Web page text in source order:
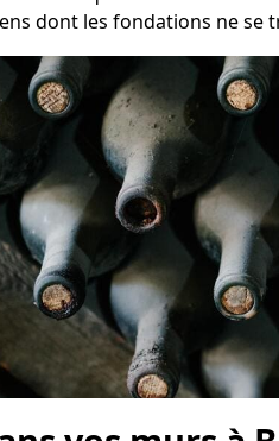
dont les fondations ne se